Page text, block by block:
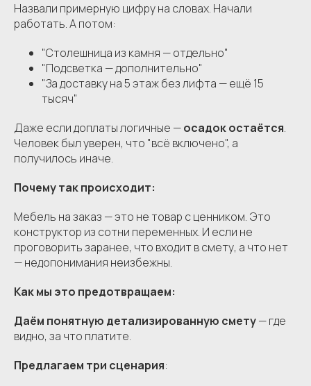
Назвали примерную цифру на словах. Начали
работать. А потом:
"Столешница из камня — отдельно"
"Подсветка — дополнительно"
"За доставку на 5 этаж без лифта — ещё 15
тысяч"
Даже если доплаты логичные —осадок остаётся.
Человек был уверен, что "всё включено", а
получилось иначе.
Почему так происходит:
Мебель на заказ — это не товар с ценником. Это
конструктор из сотни переменных. И если не
проговорить заранее, что входит в смету, а что нет
— недопонимания неизбежны.
Как мы это предотвращаем:
Даём понятную детализированную смету— где
видно, за что платите.
Предлагаем три сценария: